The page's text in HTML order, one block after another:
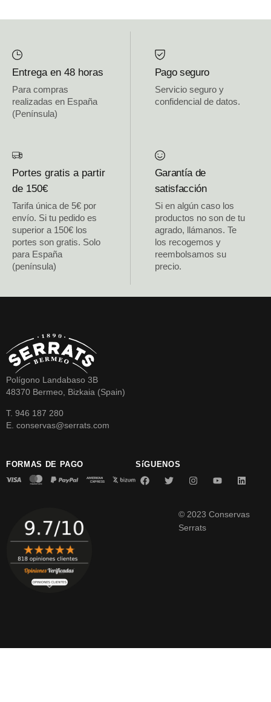
Entrega en 48 horas
Para compras
realizadas en España
(Península)
Pago seguro
Servicio seguro y
confidencial de datos.
Portes gratis a partir
de 150€
Tarifa única de 5€ por
envío. Si tu pedido es
superior a 150€ los
portes son gratis. Solo
para España
(península)
Garantía de
satisfacción
Si en algún caso los
productos no son de tu
agrado, llámanos. Te
los recogemos y
reembolsamos su
precio.
Polígono Landabaso 3B
48370 Bermeo, Bizkaia (Spain)
T. 946 187 280
E. conservas@serrats.com
FORMAS DE PAGO SíGUENOS
© 2023 Conservas
Serrats